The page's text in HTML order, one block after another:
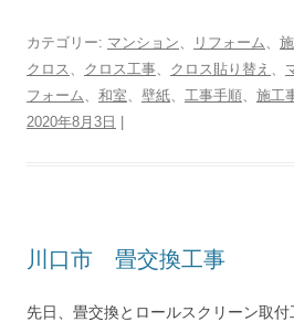
カテゴリー: マンション リフォーム
クロス
クロス工事 クロス貼り替え
フォーム
和室 壁紙 工事手順 施工
2020年8月3日
川口市 畳交換工事
先日、畳交換とロールスクリーン取付